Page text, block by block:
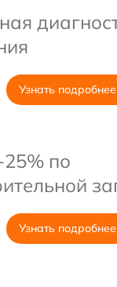
Узнать подробнее
по
Узнать подробнее